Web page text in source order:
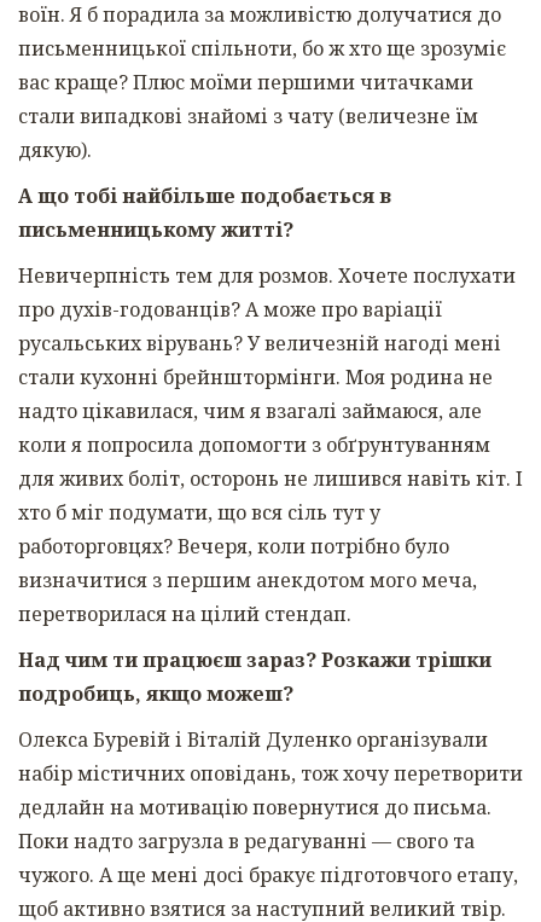
воїн. Я б порадила за можливістю долучатися до
письменницької спільноти, бо ж хто ще зрозуміє
вас краще? Плюс моїми першими читачками
стали випадкові знайомі з чату (величезне їм
дякую).
А що тобі найбільше подобається в
письменницькому житті?
Невичерпність тем для розмов. Хочете послухати
про духів-годованців? А може про варіації
русальських вірувань? У величезній нагоді мені
стали кухонні брейнштормінги. Моя родина не
надто цікавилася, чим я взагалі займаюся, але
коли я попросила допомогти з обґрунтуванням
для живих боліт, осторонь не лишився навіть кіт. І
хто б міг подумати, що вся сіль тут у
работорговцях? Вечеря, коли потрібно було
визначитися з першим анекдотом мого меча,
перетворилася на цілий стендап.
Над чим ти працюєш зараз? Розкажи трішки
подробиць, якщо можеш?
Олекса Буревій і Віталій Дуленко організували
набір містичних оповідань, тож хочу перетворити
дедлайн на мотивацію повернутися до письма.
Поки надто загрузла в редагуванні — свого та
чужого. А ще мені досі бракує підготовчого етапу,
щоб активно взятися за наступний великий твір.